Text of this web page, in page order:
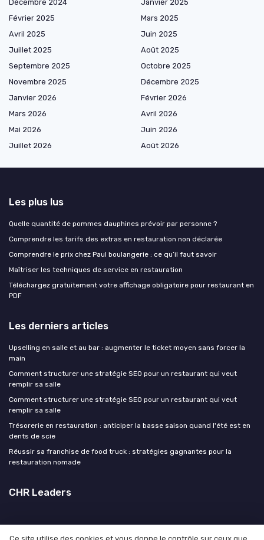
Décembre 2024
Janvier 2025
Février 2025
Mars 2025
Avril 2025
Juin 2025
Juillet 2025
Août 2025
Septembre 2025
Octobre 2025
Novembre 2025
Décembre 2025
Janvier 2026
Février 2026
Mars 2026
Avril 2026
Mai 2026
Juin 2026
Juillet 2026
Août 2026
Les plus lus
Quelle quantité de pommes dauphines prévoir par personne ?
Comprendre les tarifs des extras en restauration non déclarée
Comprendre le prix chez Paul boulangerie : ce qu’il faut savoir
Maîtriser les techniques de service en restauration
Téléchargez gratuitement votre affichage obligatoire pour restaurant en
PDF
Les derniers articles
Upselling en salle et au bar : augmenter le ticket moyen sans forcer la
main
Comment structurer une stratégie SEO pour un restaurant qui veut
remplir sa salle
Comment structurer une stratégie SEO pour un restaurant qui veut
remplir sa salle
Trésorerie en restauration : anticiper la basse saison quand l'été est en
dents de scie
Réussir sa franchise de food truck : stratégies gagnantes pour la
restauration nomade
CHR Leaders